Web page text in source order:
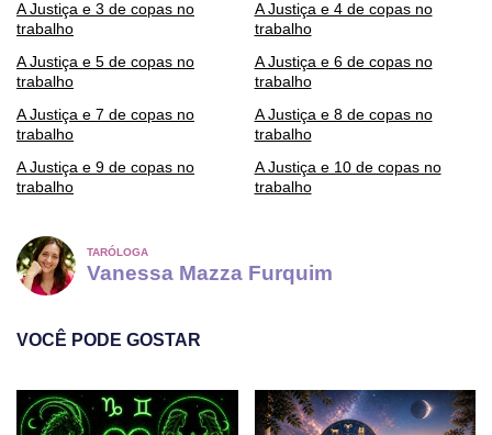
A Justiça e 3 de copas no
trabalho
A Justiça e 4 de copas no
trabalho
A Justiça e 5 de copas no
trabalho
A Justiça e 6 de copas no
trabalho
A Justiça e 7 de copas no
trabalho
A Justiça e 8 de copas no
trabalho
A Justiça e 9 de copas no
trabalho
A Justiça e 10 de copas no
trabalho
TARÓLOGA
Vanessa Mazza Furquim
VOCÊ PODE GOSTAR